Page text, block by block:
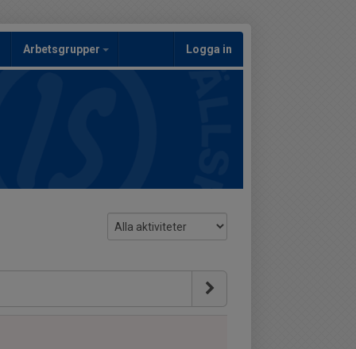
Arbetsgrupper Logga in